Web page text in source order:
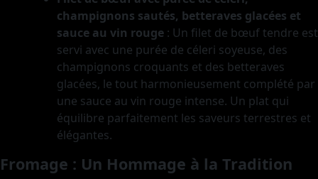
champignons sautés, betteraves glacées et
sauce au vin rouge : Un filet de bœuf tendre est
servi avec une purée de céleri soyeuse, des
champignons croquants et des betteraves
glacées, le tout harmonieusement complété par
une sauce au vin rouge intense. Un plat qui
équilibre parfaitement les saveurs terrestres et
élégantes.
Fromage : Un Hommage à la Tradition